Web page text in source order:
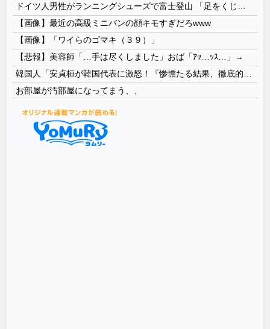
【画像】最近の高級ミニバンの顔キモすぎだろwww
【画像】「ワイらのゴマキ（３９）」
【悲報】美容師「…手は尽くしました」おば「ｱｯ…ｯｽ…」→
お部屋が汚部屋になってまう、、